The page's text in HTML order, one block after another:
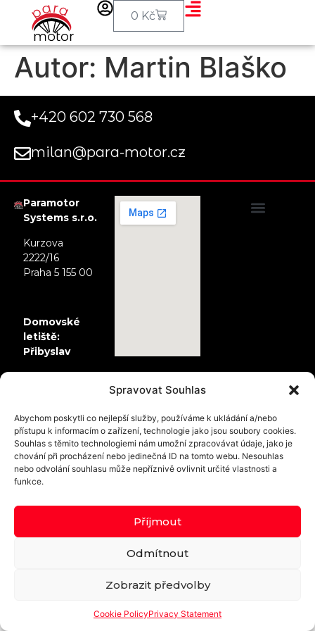
Spravovat Souhlas
Abychom poskytli co nejlepší služby, používáme k ukládání a/nebo
přístupu k informacím o zařízení, technologie jako jsou soubory cookies.
Souhlas s těmito technologiemi nám umožní zpracovávat údaje, jako je
chování při procházení nebo jedinečná ID na tomto webu. Nesouhlas
nebo odvolání souhlasu může nepříznivě ovlivnit určité vlastnosti a
funkce.
Příjmout
Odmítnout
Zobrazit předvolby
Cookie PolicyPrivacy Statement
0 Kč
Autor: Martin Blaško
+420 602 730 568
milan@para-motor.cz
Paramotor
Systems s.r.o.
Kurzova
2222/16
Praha 5 155 00
Domovské
letiště:
Přibyslav
© 2024 - PARA-MOTOR.cz